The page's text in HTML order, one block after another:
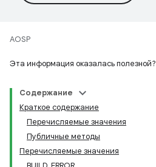
AOSP
Эта информация оказалась полезной?
Содержание
Краткое содержание
Перечисляемые значения
Публичные методы
Перечисляемые значения